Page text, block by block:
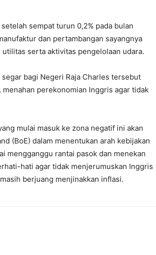
sempat turun 0,2% pada bulan
dan pertambangan sayangnya
serta aktivitas pengelolaan udara.
bagi Negeri Raja Charles tersebut
perekonomian Inggris agar tidak
mulai masuk ke zona negatif ini akan
(BoE) dalam menentukan arah kebijakan
mengganggu rantai pasok dan menekan
hati agar tidak menjerumuskan Inggris
berjuang menjinakkan inflasi.